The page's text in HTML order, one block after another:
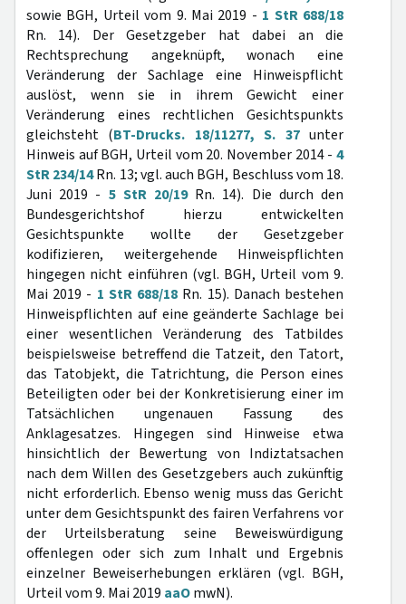
sowie BGH, Urteil vom 9. Mai 2019 - 1 StR 688/18
Rn. 14). Der Gesetzgeber hat dabei an die
Rechtsprechung angeknüpft, wonach eine
Veränderung der Sachlage eine Hinweispflicht
auslöst, wenn sie in ihrem Gewicht einer
Veränderung eines rechtlichen Gesichtspunkts
gleichsteht (BT-Drucks. 18/11277, S. 37unter
Hinweis auf BGH, Urteil vom 20. November 2014 - 4
StR 234/14Rn. 13; vgl. auch BGH, Beschluss vom 18.
Juni 2019 - 5 StR 20/19Rn. 14). Die durch den
Bundesgerichtshof hierzu entwickelten
Gesichtspunkte wollte der Gesetzgeber
kodifizieren, weitergehende Hinweispflichten
hingegen nicht einführen (vgl. BGH, Urteil vom 9.
Mai 2019 - 1 StR 688/18 Rn. 15). Danach bestehen
Hinweispflichten auf eine geänderte Sachlage bei
einer wesentlichen Veränderung des Tatbildes
beispielsweise betreffend die Tatzeit, den Tatort,
das Tatobjekt, die Tatrichtung, die Person eines
Beteiligten oder bei der Konkretisierung einer im
Tatsächlichen ungenauen Fassung des
Anklagesatzes. Hingegen sind Hinweise etwa
hinsichtlich der Bewertung von Indiztatsachen
nach dem Willen des Gesetzgebers auch zukünftig
nicht erforderlich. Ebenso wenig muss das Gericht
unter dem Gesichtspunkt des fairen Verfahrens vor
der Urteilsberatung seine Beweiswürdigung
offenlegen oder sich zum Inhalt und Ergebnis
einzelner Beweiserhebungen erklären (vgl. BGH,
Urteil vom 9. Mai 2019 aaOmwN).